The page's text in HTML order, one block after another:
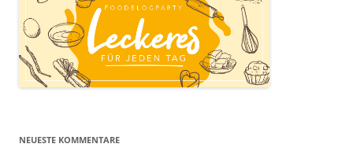
NEUESTE KOMMENTARE